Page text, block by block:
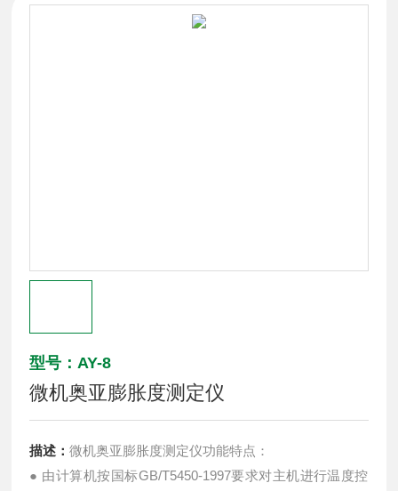
型号：AY-8
微机奥亚膨胀度测定仪
描述：微机奥亚膨胀度测定仪功能特点：
● 由计算机按国标GB/T5450-1997要求对主机进行温度控